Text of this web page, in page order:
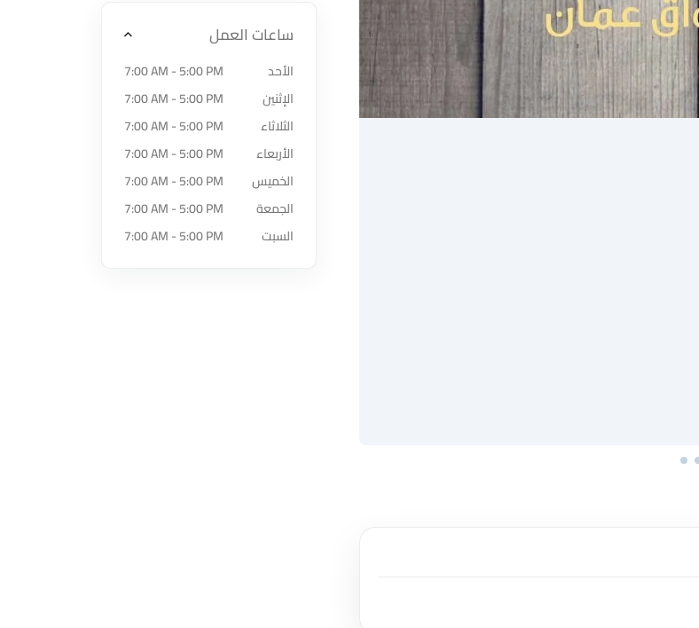
ساعات العمل
الأحد
7:00 AM - 5:00 PM
الإثنين
7:00 AM - 5:00 PM
الثلاثاء
7:00 AM - 5:00 PM
الأربعاء
7:00 AM - 5:00 PM
الخميس
7:00 AM - 5:00 PM
الجمعة
7:00 AM - 5:00 PM
السبت
7:00 AM - 5:00 PM